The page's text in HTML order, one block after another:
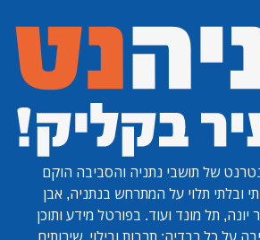
של תושבי נתניה והסביבה הוקם
ובלתי תלוי על המתרחש בנתניה, אבן
תל מונד ועוד. בפורטל מידע ותוכן